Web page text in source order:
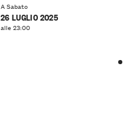
A Sabato
26 LUGLIO 2025
alle 23:00